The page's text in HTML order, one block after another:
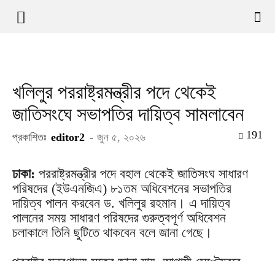
খলিলুর পররাষ্ট্রমন্ত্রীর পদে থেকেই
জাতিসংঘে সভাপতির দায়িত্ব সামলাবেন
প্রকাশিতঃ editor2 - জুন ৫, ২০২৬ 191
ঢাকা: পররাষ্ট্রমন্ত্রীর পদে বহাল থেকেই জাতিসংঘ সাধারণ
পরিষদের (ইউএনজিএ) ৮১তম অধিবেশনের সভাপতির
দায়িত্ব পালন করবেন ড. খলিলুর রহমান। এ দায়িত্ব
পালনের সময় সাধারণ পরিষদের গুরুত্বপূর্ণ অধিবেশন
চলাকালে তিনি ছুটিতে থাকবেন বলে জানা গেছে।